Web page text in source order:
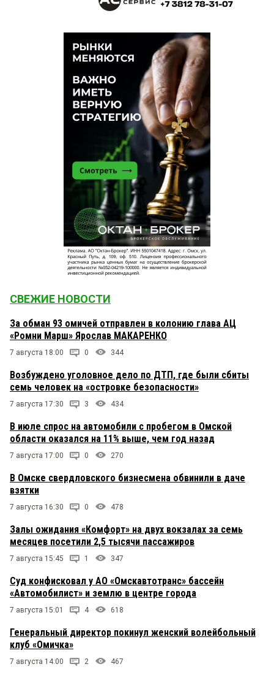
СВЕЖИЕ НОВОСТИ
За обман 93 омичей отправлен в колонию глава АЦ
«Ромни Марш» Ярослав МАКАРЕНКО
7 августа 18:00 0 344
Возбуждено уголовное дело по ДТП, где были сбиты
семь человек на «островке безопасности»
7 августа 17:30 3 434
В июле спрос на автомобили с пробегом в Омской
области оказался на 11% выше, чем год назад
7 августа 17:00 0 270
В Омске свердловского бизнесмена обвинили в даче
взятки
7 августа 16:30 0 478
Залы ожидания «Комфорт» на двух вокзалах за семь
месяцев посетили 2,5 тысячи пассажиров
7 августа 15:45 1 347
Суд конфисковал у АО «Омскавтотранс» бассейн
«Автомобилист» и землю в центре города
7 августа 15:01 4 618
Генеральный директор покинул женский волейбольный
клуб «Омичка»
7 августа 14:00 2 467